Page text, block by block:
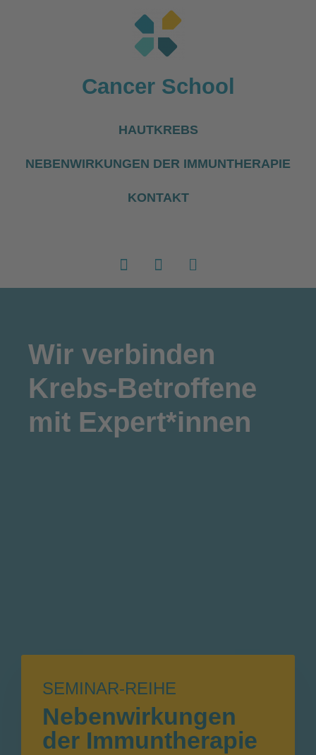
Cancer School
HAUTKREBS
NEBENWIRKUNGEN DER IMMUNTHERAPIE
KONTAKT
Wir verbinden
Krebs-Betroffene
mit Expert*innen
SEMINAR-REIHE
Nebenwirkungen
der Immuntherapie